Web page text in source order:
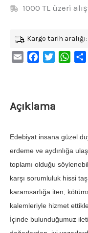
1000 TL üzeri
Kargo tarih
Email FacebookTwitter
Açıklama
Edebiyat insana güzel
erdeme ve aydınlığa
toplamı olduğu
karşı sorumluluk hissi
karamsarlığa iten,
kalemleriyle hizmet
İçinde bulunduğumuz